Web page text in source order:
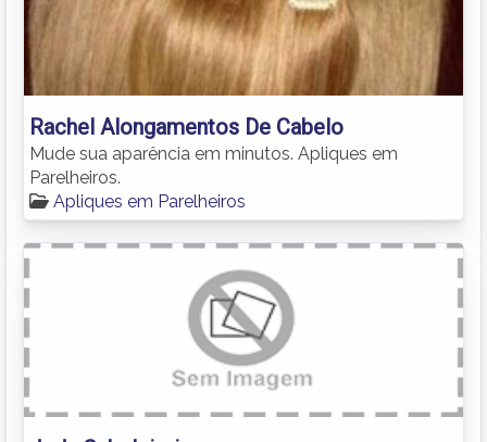
Rachel Alongamentos De Cabelo
Mude sua aparência em minutos. Apliques em
Parelheiros.
Apliques em Parelheiros